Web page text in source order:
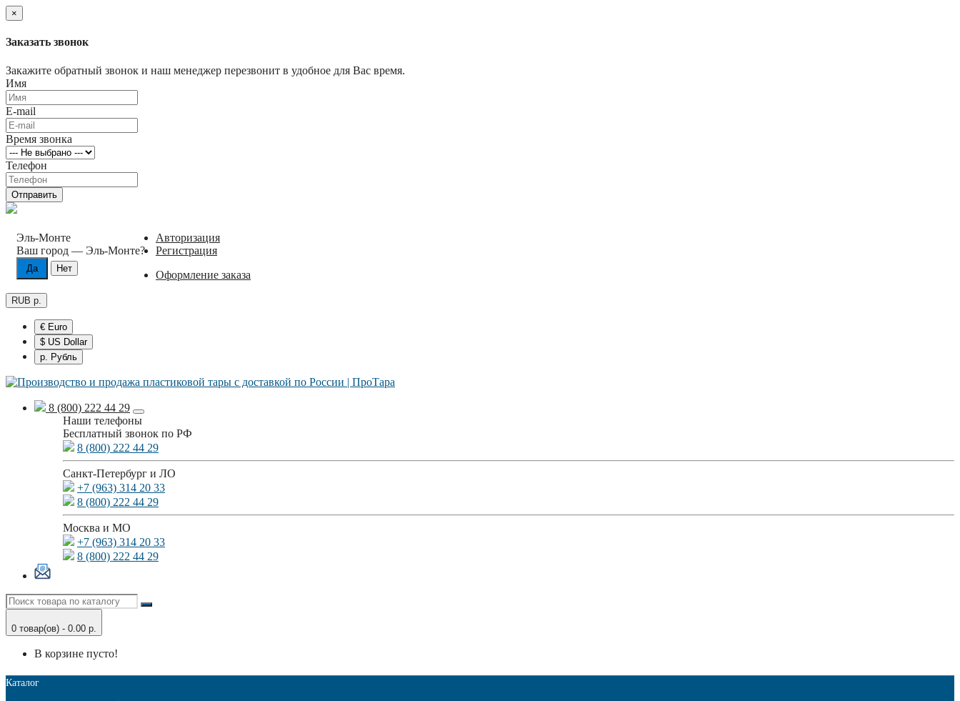
×
Заказать звонок
Закажите обратный звонок и наш менеджер перезвонит в удобное для Вас время.
Имя
E-mail
Время звонка
Телефон
Отправить
Эль-Монте
Ваш город — Эль-Монте?
Авторизация
Регистрация
Оформление заказа
RUB р.
€ Euro
$ US Dollar
р. Рубль
8 (800) 222 44 29
Наши телефоны
Бесплатный звонок по РФ
8 (800) 222 44 29
Санкт-Петербург и ЛО
+7 (963) 314 20 33
8 (800) 222 44 29
Москва и МО
+7 (963) 314 20 33
8 (800) 222 44 29
0 товар(ов) - 0.00 р.
В корзине пусто!
Каталог